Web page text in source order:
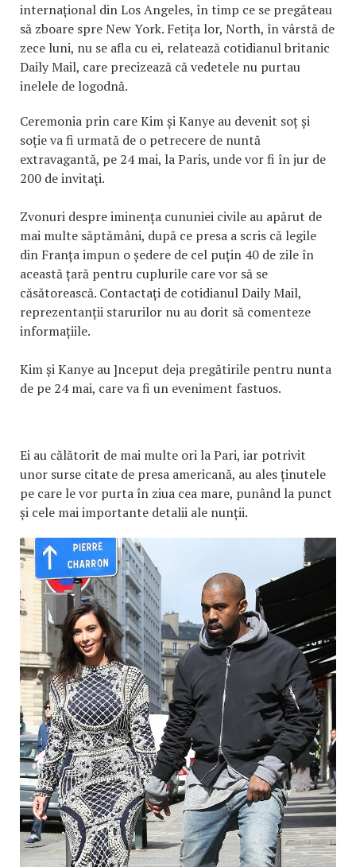
internațional din Los Angeles, în timp ce se pregăteau
să zboare spre New York. Fetița lor, North, în vârstă de
zece luni, nu se afla cu ei, relatează cotidianul britanic
Daily Mail, care precizează că vedetele nu purtau
inelele de logodnă.
Ceremonia prin care Kim și Kanye au devenit soț și
soție va fi urmată de o petrecere de nuntă
extravagantă, pe 24 mai, la Paris, unde vor fi în jur de
200 de invitaţi.
Zvonuri despre iminența cununiei civile au apărut de
mai multe săptămâni, după ce presa a scris că legile
din Franța impun o ședere de cel puțin 40 de zile în
această țară pentru cuplurile care vor să se
căsătorească. Contactați de cotidianul Daily Mail,
reprezentanții starurilor nu au dorit să comenteze
informațiile.
Kim și Kanye au ]nceput deja pregătirile pentru nunta
de pe 24 mai, care va fi un eveniment fastuos.
Ei au călătorit de mai multe ori la Pari, iar potrivit
unor surse citate de presa americană, au ales ținutele
pe care le vor purta în ziua cea mare, punând la punct
și cele mai importante detalii ale nunții.